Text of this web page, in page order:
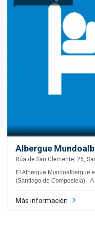
Albergue
Rúa de San Clemente, 26,
El Albergue Mundoalbergue
(Santiago de Compostela) - A
Más información